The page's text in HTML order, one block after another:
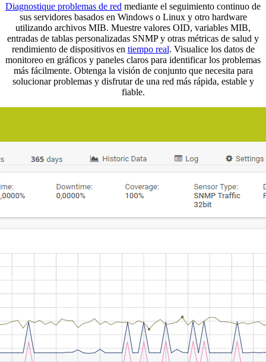
Diagnostique problemas de red mediante el seguimiento continuo de
sus servidores basados en Windows o Linux y otro hardware
utilizando archivos MIB. Muestre valores OID, variables MIB,
entradas de tablas personalizadas SNMP y otras métricas de salud y
rendimiento de dispositivos en tiempo real. Visualice los datos de
monitoreo en gráficos y paneles claros para identificar los problemas
más fácilmente. Obtenga la visión de conjunto que necesita para
solucionar problemas y disfrutar de una red más rápida, estable y
fiable.